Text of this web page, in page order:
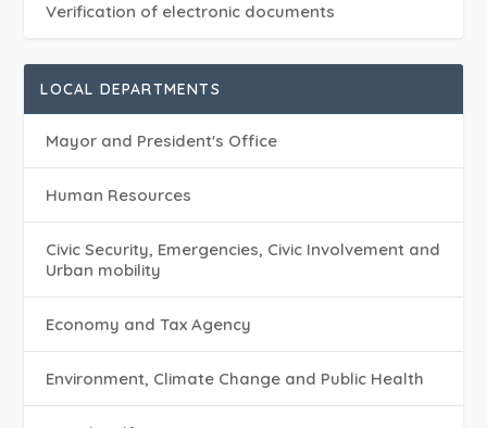
Verification of electronic documents
LOCAL DEPARTMENTS
Mayor and President's Office
Human Resources
Civic Security, Emergencies, Civic Involvement and
Urban mobility
Economy and Tax Agency
Environment, Climate Change and Public Health